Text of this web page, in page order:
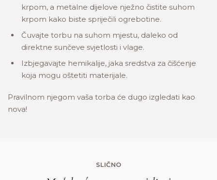
krpom, a metalne dijelove nježno čistite suhom
krpom kako biste spriječili ogrebotine.
Čuvajte torbu na suhom mjestu, daleko od
direktne sunčeve svjetlosti i vlage.
Izbjegavajte hemikalije, jaka sredstva za čišćenje
koja mogu oštetiti materijale.
Pravilnom njegom vaša torba će dugo izgledati kao
nova!
SLIČNO